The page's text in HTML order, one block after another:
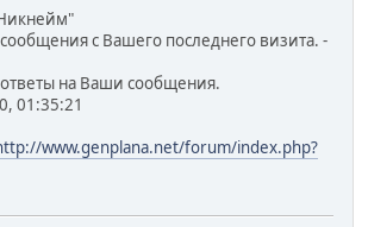
с Вашего последнего визита. -
на Ваши сообщения.
01:35:21
www.genplana.net/forum/index.php?